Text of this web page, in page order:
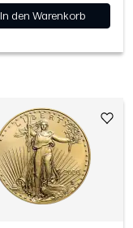
In den Warenkorb